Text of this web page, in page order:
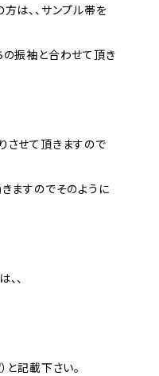
は、、サンプル帯を
の振袖と合わせて頂き
させて頂きますので
ますのでそのように
、
と記載下さい。